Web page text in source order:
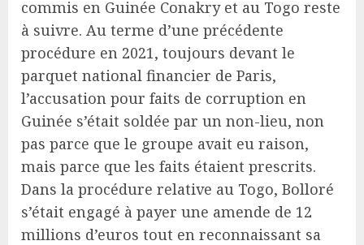
commis en Guinée Conakry et au Togo reste
à suivre. Au terme d’une précédente
procédure en 2021, toujours devant le
parquet national financier de Paris,
l’accusation pour faits de corruption en
Guinée s’était soldée par un non-lieu, non
pas parce que le groupe avait eu raison,
mais parce que les faits étaient prescrits.
Dans la procédure relative au Togo, Bolloré
s’était engagé à payer une amende de 12
millions d’euros tout en reconnaissant sa